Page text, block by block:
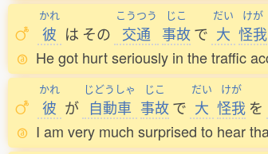
かれ
彼 は その
こうつう
交通
じこ
事故で
だい
大
けが
怪我
He got hurt seriously in the traffic
かれ
彼 が
じどうしゃ
自動車
じこ
事故で
だい
大
けが
怪我 を
I am very much surprised to hear